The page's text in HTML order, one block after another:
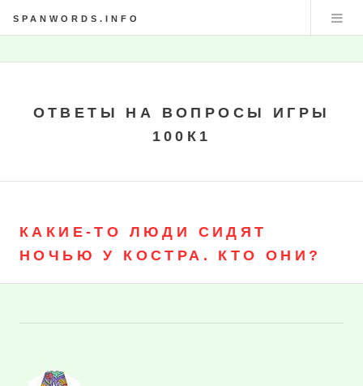
SPANWORDS.INFO
ОТВЕТЫ НА ВОПРОСЫ ИГРЫ
100К1
КАКИЕ-ТО ЛЮДИ СИДЯТ
НОЧЬЮ У КОСТРА. КТО ОНИ?